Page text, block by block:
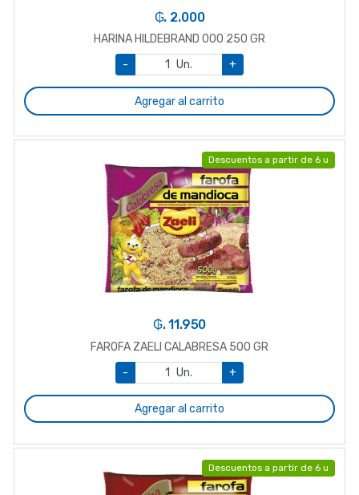
₲. 2.000
HARINA HILDEBRAND 000 250 GR
-
Un. +
Agregar al carrito
Descuentos a partir de 6 u
₲. 11.950
FAROFA ZAELI CALABRESA 500 GR
-
Un. +
Agregar al carrito
Descuentos a partir de 6 u